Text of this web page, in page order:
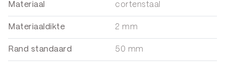
Materiaal cortenstaal
Materiaaldikte 2 mm
Rand standaard 50 mm